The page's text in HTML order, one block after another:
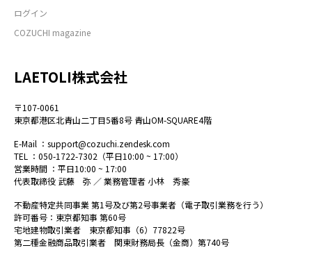
ログイン
COZUCHI magazine
LAETOLI株式会社
〒107-0061
東京都港区北青山二丁目5番8号 青山OM-SQUARE4階
E-Mail ： support@cozuchi.zendesk.com
TEL ： 050-1722-7302 （平日10:00 ~ 17:00）
営業時間 ：平日10:00 ~ 17:00
代表取締役 武藤 弥 ／ 業務管理者 小林 秀豪
不動産特定共同事業 第1号及び第2号事業者（電子取引業務を行う）
許可番号：東京都知事 第60号
宅地建物取引業者 東京都知事（6）77822号
第二種金融商品取引業者 関東財務局長（金商）第740号